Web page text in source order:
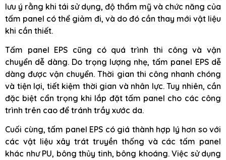
lưu ý rằng khi tái sử dụng, độ thẩm mỹ và chức năng của
tấm panel có thể giảm đi, và do đó cần thay mới vật liệu
khi cần thiết.
Tấm panel EPS cũng có quá trình thi công và vận
chuyển dễ dàng. Do trọng lượng nhẹ, tấm panel EPS dễ
dàng được vận chuyển. Thời gian thi công nhanh chóng
và tiện lợi, tiết kiệm thời gian và nhân lực. Tuy nhiên, cần
đặc biệt cẩn trọng khi lắp đặt tấm panel cho các công
trình trên cao để tránh trầy xước da.
Cuối cùng, tấm panel EPS có giá thành hợp lý hơn so với
các vật liệu xây trát truyền thống và các tấm panel
khác như PU, bông thủy tinh, bông khoáng. Việc sử dụng